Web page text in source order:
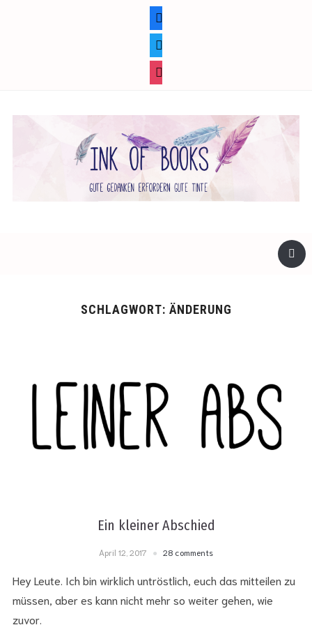
SCHLAGWORT: ÄNDERUNG
Ein kleiner Abschied
April 12, 2017 28 comments
Hey Leute. Ich bin wirklich untröstlich, euch das mitteilen zu
müssen, aber es kann nicht mehr so weiter gehen, wie
zuvor.